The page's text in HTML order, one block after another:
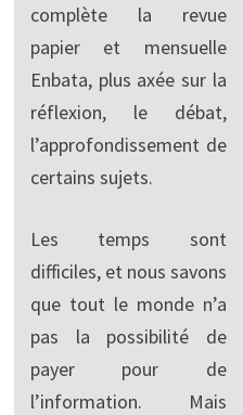
complète la revue
papier et mensuelle
Enbata, plus axée sur la
réflexion, le débat,
l’approfondissement de
certains sujets.
Les temps sont
difficiles, et nous savons
que tout le monde n’a
pas la possibilité de
payer pour de
l’information. Mais